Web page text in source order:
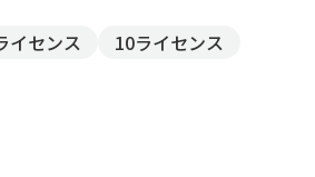
イセンス
10ライセンス